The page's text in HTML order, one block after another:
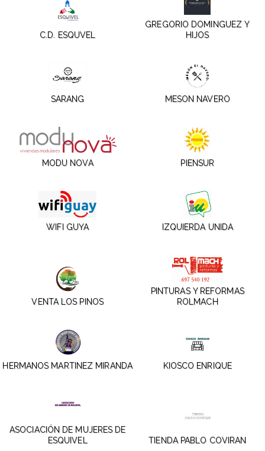
C.D. ESQUVEL
GREGORIO DOMINGUEZ Y
HIJOS
SARANG MESON NAVERO
MODU NOVA PIENSUR
WIFI GUYA IZQUIERDA UNIDA
VENTA LOS PINOS
PINTURAS Y REFORMAS
ROLMACH
HERMANOS MARTINEZ MIRANDA KIOSCO ENRIQUE
ASOCIACIÓN DE MUJERES DE
ESQUIVEL
TIENDA PABLO COVIRAN